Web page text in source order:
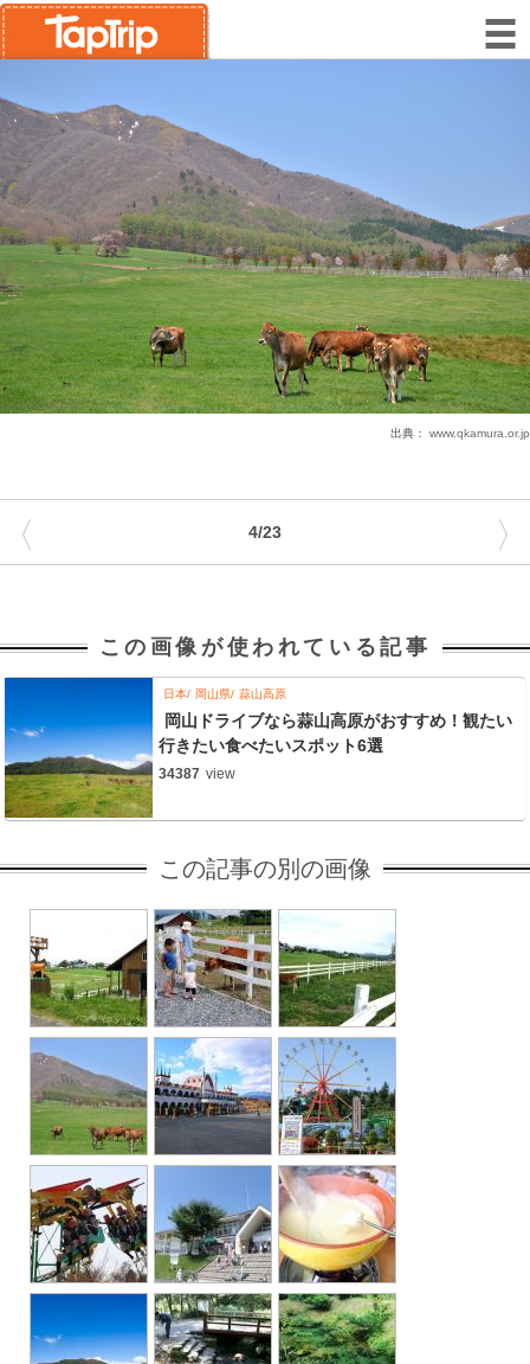
出典： www.qkamura.or.jp
4/23
〈 〉
この画像が使われている記事
日本 岡山県 蒜山高原
岡山ドライブなら蒜山高原がおすすめ！観たい
行きたい食べたいスポット6選
34387 view
この記事の別の画像